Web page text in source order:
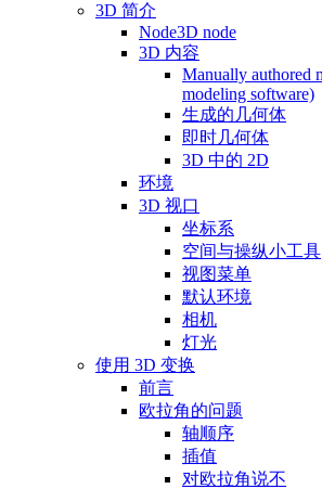
3D 简介
Node3D node
3D 内容
Manually authored
modeling software)
生成的几何体
即时几何体
3D 中的 2D
环境
3D 视口
坐标系
空间与操纵小工具
视图菜单
默认环境
相机
灯光
使用 3D 变换
前言
欧拉角的问题
轴顺序
插值
对欧拉角说不